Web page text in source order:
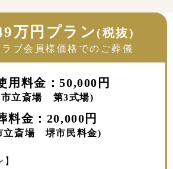
万円プラン (税抜)
ブ会員様価格でのご葬儀
用料金：50,000円
立斎場 第3式場)
料金：20,000円
立斎場 堺市民料金)